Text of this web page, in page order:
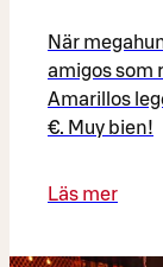
När
amigos som
Amarillos
€. Muy bien!
Läs mer